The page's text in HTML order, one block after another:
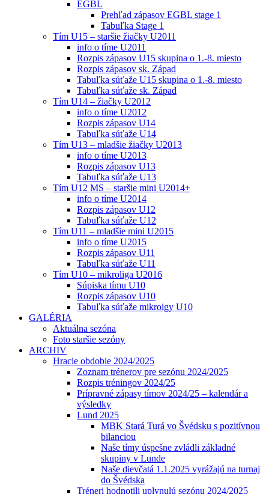
EGBL
Prehľad zápasov EGBL stage 1
Tabuľka Stage 1
Tím U15 – staršie žiačky U2011
info o tíme U2011
Rozpis zápasov U15 skupina o 1.-8. miesto
Rozpis zápasov sk. Západ
Tabuľka súťaže U15 skupina o 1.-8. miesto
Tabuľka súťaže sk. Západ
Tím U14 – žiačky U2012
info o tíme U2012
Rozpis zápasov U14
Tabuľka súťaže U14
Tím U13 – mladšie žiačky U2013
info o tíme U2013
Rozpis zápasov U13
Tabuľka súťaže U13
Tím U12 MS – staršie mini U2014+
info o tíme U2014
Rozpis zápasov U12
Tabuľka súťaže U12
Tím U11 – mladšie mini U2015
info o tíme U2015
Rozpis zápasov U11
Tabuľka súťaže U11
Tím U10 – mikroliga U2016
Súpiska tímu U10
Rozpis zápasov U10
Tabuľka súťaže mikroigy U10
GALÉRIA
Aktuálna sezóna
Foto staršie sezóny
ARCHIV
Hracie obdobie 2024/2025
Zoznam trénerov pre sezónu 2024/2025
Rozpis tréningov 2024/25
Prípravné zápasy tímov 2024/25 – kalendár a
výsledky
Lund 2025
MBK Stará Turá vo Švédsku s pozitívnou
bilanciou
Naše tímy úspešne zvládli základné
skupiny v Lunde
Naše dievčatá 1.1.2025 vyrážajú na turnaj
do Švédska
Tréneri hodnotili uplynulú sezónu 2024/2025